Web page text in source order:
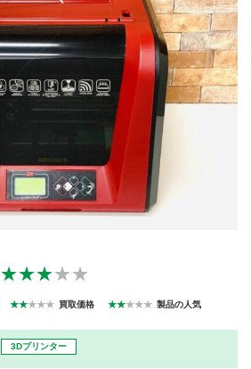
宅配買取
出張買取
買取実績
買取強化ブランド
よくある質問
規約・同意書
法人の
お客様へ
買取価格表を
★★★★★
★★★★★ 買取価格 ★★★★★ 製品の人気
3Dプリンター